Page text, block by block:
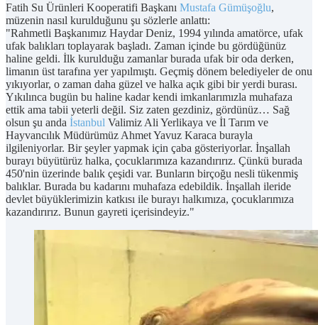
Fatih Su Ürünleri Kooperatifi Başkanı Mustafa Gümüşoğlu,
müzenin nasıl kurulduğunu şu sözlerle anlattı:
"Rahmetli Başkanımız Haydar Deniz, 1994 yılında amatörce, ufak
ufak balıkları toplayarak başladı. Zaman içinde bu gördüğünüz
haline geldi. İlk kurulduğu zamanlar burada ufak bir oda derken,
limanın üst tarafına yer yapılmıştı. Geçmiş dönem belediyeler de onu
yıkıyorlar, o zaman daha güzel ve halka açık gibi bir yerdi burası.
Yıkılınca bugün bu haline kadar kendi imkanlarımızla muhafaza
ettik ama tabii yeterli değil. Siz zaten gezdiniz, gördünüz… Sağ
olsun şu anda İstanbul Valimiz Ali Yerlikaya ve İl Tarım ve
Hayvancılık Müdürümüz Ahmet Yavuz Karaca burayla
ilgileniyorlar. Bir şeyler yapmak için çaba gösteriyorlar. İnşallah
burayı büyütürüz halka, çocuklarımıza kazandırırız. Çünkü burada
450'nin üzerinde balık çeşidi var. Bunların birçoğu nesli tükenmiş
balıklar. Burada bu kadarını muhafaza edebildik. İnşallah ileride
devlet büyüklerimizin katkısı ile burayı halkımıza, çocuklarımıza
kazandırırız. Bunun gayreti içerisindeyiz."